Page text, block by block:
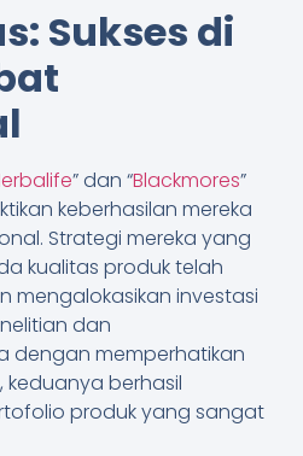
Sukses di
” dan “Blackmores”
keberhasilan mereka
Strategi mereka yang
kualitas produk telah
mengalokasikan investasi
dan
dengan memperhatikan
keduanya berhasil
produk yang sangat